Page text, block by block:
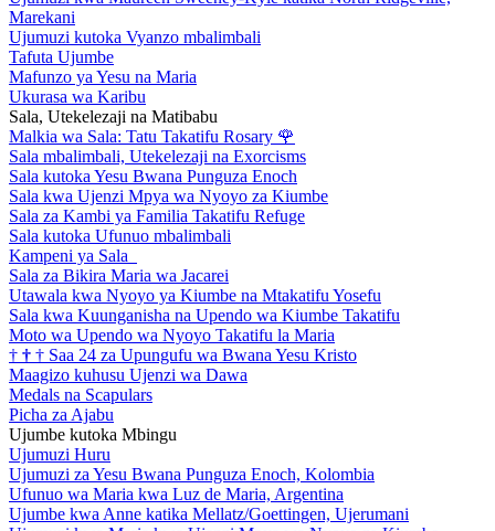
Marekani
Ujumuzi kutoka Vyanzo mbalimbali
Tafuta Ujumbe
Mafunzo ya Yesu na Maria
Ukurasa wa Karibu
Sala, Utekelezaji na Matibabu
Malkia wa Sala: Tatu Takatifu Rosary 🌹
Sala mbalimbali, Utekelezaji na Exorcisms
Sala kutoka Yesu Bwana Punguza Enoch
Sala kwa Ujenzi Mpya wa Nyoyo za Kiumbe
Sala za Kambi ya Familia Takatifu Refuge
Sala kutoka Ufunuo mbalimbali
Kampeni ya Sala
Sala za Bikira Maria wa Jacarei
Utawala kwa Nyoyo ya Kiumbe na Mtakatifu Yosefu
Sala kwa Kuunganisha na Upendo wa Kiumbe Takatifu
Moto wa Upendo wa Nyoyo Takatifu la Maria
† † † Saa 24 za Upungufu wa Bwana Yesu Kristo
Maagizo kuhusu Ujenzi wa Dawa
Medals na Scapulars
Picha za Ajabu
Ujumbe kutoka Mbingu
Ujumuzi Huru
Ujumuzi za Yesu Bwana Punguza Enoch, Kolombia
Ufunuo wa Maria kwa Luz de Maria, Argentina
Ujumbe kwa Anne katika Mellatz/Goettingen, Ujerumani